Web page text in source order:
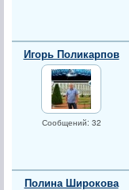
Игорь Поликарпов
Сообщений: 32
Полина Широкова